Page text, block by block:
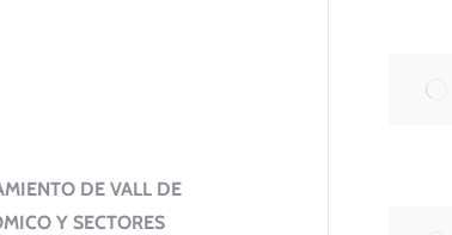
DE VALL DE
Y SECTORES